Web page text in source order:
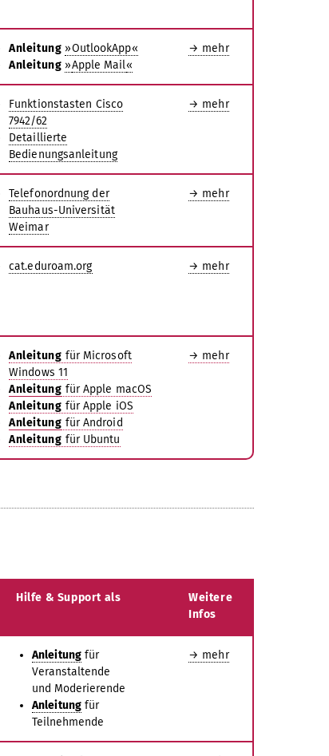
Anleitung »OutlookApp«
Anleitung »Apple Mail«
→ mehr
Funktionstasten Cisco
7942/62
Detaillierte
Bedienungsanleitung
→ mehr
Telefonordnung der
Bauhaus-Universität
Weimar
→ mehr
cat.eduroam.org → mehr
Anleitung für Microsoft
Windows 11
Anleitung für Apple macOS
Anleitung für Apple iOS
Anleitung für Android
Anleitung für Ubuntu
→ mehr
Hilfe & Support als
Weitere
Infos
Anleitungfür
Veranstaltende
und Moderierende
Anleitung für
Teilnehmende
→ mehr